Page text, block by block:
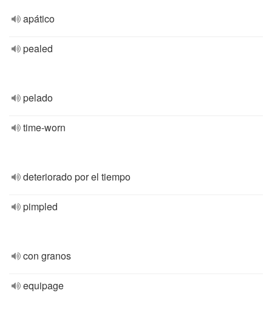
apático
pealed
pelado
time-worn
deteriorado por el tiempo
pimpled
con granos
equipage